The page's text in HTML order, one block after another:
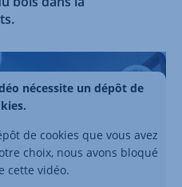
nécessite un dépôt de
de cookies que vous avez
choix, nous avons bloqué
cette vidéo.